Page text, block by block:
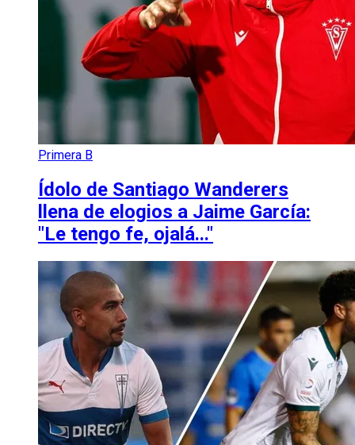
Primera B
Ídolo de Santiago Wanderers
llena de elogios a Jaime García:
"Le tengo fe, ojalá..."